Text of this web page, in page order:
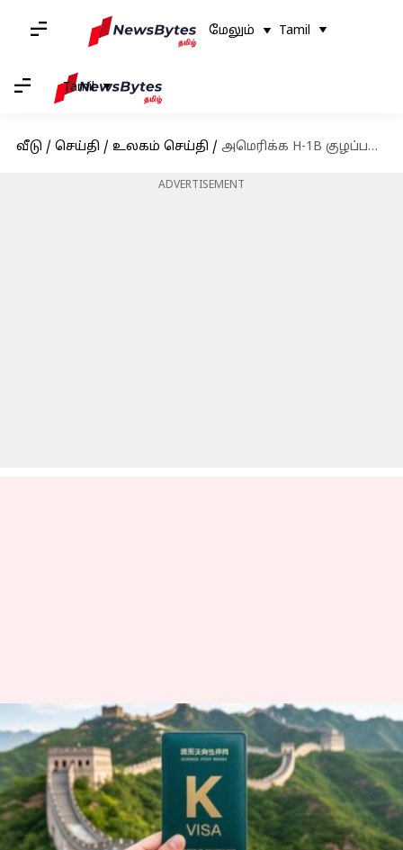
மேலும் Tamil
Tamil
வீடு / செய்தி / உலகம் செய்தி / அமெரிக்க H-1B குழப்பத்திற்கு மத்தியில், 'K விசா' மூலம் STEM நிபுணர்களை ஈர்க்க தயாராகிறது சீனா
ADVERTISEMENT
அமெரிக்க H-1B
குழப்பத்திற்கு மத்தியில்,
'K விசா' மூலம் STEM
நிபுணர்களை ஈர்க்க
தயாராகிறது சீனா